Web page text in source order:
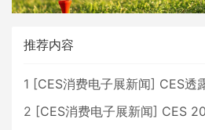
推荐内容
1 [CES消费电子展新闻] CES透露的
2 [CES消费电子展新闻] CES 2026